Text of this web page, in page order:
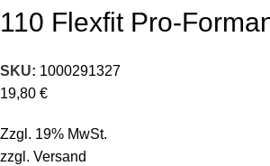
110 Flexfit Pro-
SKU: 1000291327
19,80 €
Zzgl. 19% MwSt.
zzgl. Versand